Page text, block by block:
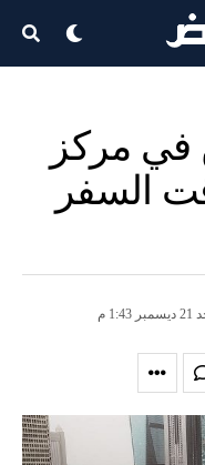
في مركز
السفر
1:43 م